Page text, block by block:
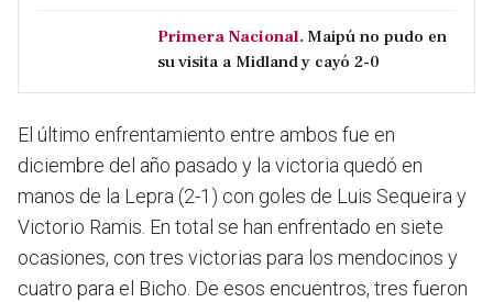
Primera Nacional. Maipú no pudo en
su visita a Midland y cayó 2-0
El último enfrentamiento entre ambos fue en
diciembre del año pasado y la victoria quedó en
manos de la Lepra (2-1) con goles de Luis Sequeira y
Victorio Ramis. En total se han enfrentado en siete
ocasiones, con tres victorias para los mendocinos y
cuatro para el Bicho. De esos encuentros, tres fueron